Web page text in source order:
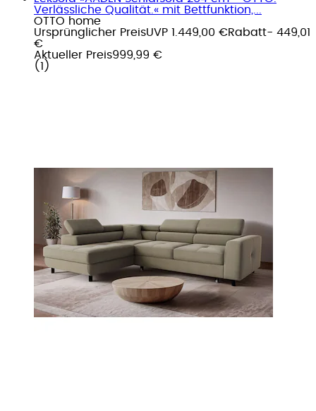
Verlässliche Qualität.« mit Bettfunktion,...
OTTO home
Ursprünglicher PreisUVP 1.449,00 €Rabatt- 449,01
€
Aktueller Preis999,99 €
( 1 )